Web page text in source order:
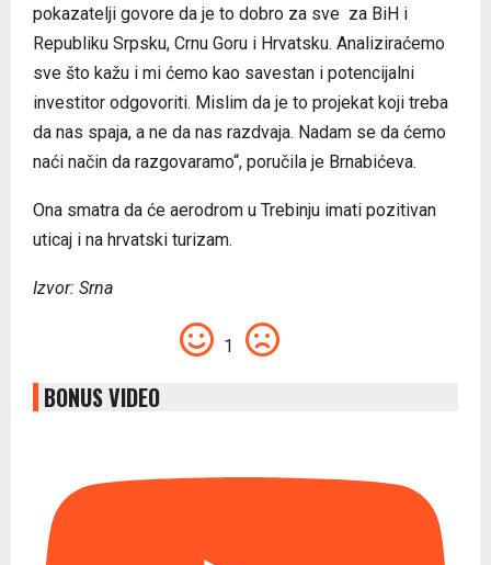
pokazatelji govore da je to dobro za sve za BiH i
Republiku Srpsku, Crnu Goru i Hrvatsku. Analiziraćemo
sve što kažu i mi ćemo kao savestan i potencijalni
investitor odgovoriti. Mislim da je to projekat koji treba
da nas spaja, a ne da nas razdvaja. Nadam se da ćemo
naći način da razgovaramo“, poručila je Brnabićeva.
Ona smatra da će aerodrom u Trebinju imati pozitivan
uticaj i na hrvatski turizam.
Izvor: Srna
1
BONUS VIDEO